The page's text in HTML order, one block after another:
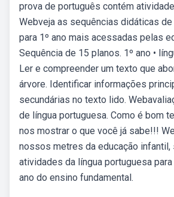
prova de português contém
Webveja as sequências didáticas
para 1º ano mais acessadas pelas
Sequência de 15 planos. 1º ano •
Ler e compreender um texto que
árvore. Identificar informações
secundárias no texto lido.
de língua portuguesa. Como é bom
nos mostrar o que você já sabe!!!
nossos metres da educação
atividades da língua portuguesa
ano do ensino fundamental.